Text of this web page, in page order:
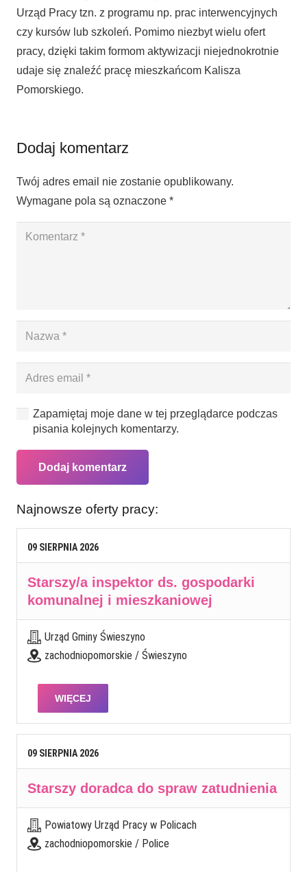
Urząd Pracy tzn. z programu np. prac interwencyjnych
czy kursów lub szkoleń. Pomimo niezbyt wielu ofert
pracy, dzięki takim formom aktywizacji niejednokrotnie
udaje się znaleźć pracę mieszkańcom Kalisza
Pomorskiego.
Dodaj komentarz
Twój adres email nie zostanie opublikowany.
Wymagane pola są oznaczone *
Zapamiętaj moje dane w tej przeglądarce podczas
pisania kolejnych komentarzy.
Dodaj komentarz
Najnowsze oferty pracy:
09 SIERPNIA 2026
Starszy/a inspektor ds. gospodarki
komunalnej i mieszkaniowej
Urząd Gminy Świeszyno
zachodniopomorskie / Świeszyno
WIĘCEJ
09 SIERPNIA 2026
Starszy doradca do spraw zatudnienia
Powiatowy Urząd Pracy w Policach
zachodniopomorskie / Police